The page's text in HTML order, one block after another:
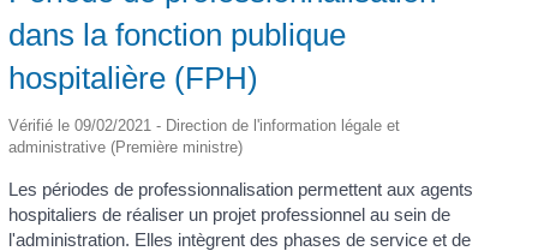
dans la fonction publique
hospitalière (FPH)
Vérifié le 09/02/2021 - Direction de l'information légale et
administrative (Première ministre)
Les périodes de professionnalisation permettent aux agents
hospitaliers de réaliser un projet professionnel au sein de
l'administration. Elles intègrent des phases de service et de